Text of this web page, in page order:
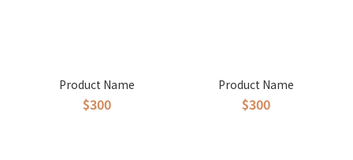
Product Name
$300
Product Name
$300